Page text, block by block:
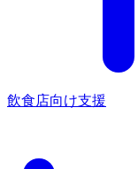
飲食店向け支援